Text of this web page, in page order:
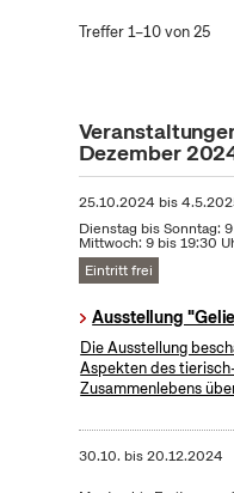
Treffer 1–10 von 25
Dezember
25.10.2024 bis
Dienstag bis Sonntag:
Mittwoch: 9 bis 19:30
Eintritt frei
Ausstellung
Die Ausstellung
Aspekten des
Zusammenlebens
30.10. bis20.12.2024